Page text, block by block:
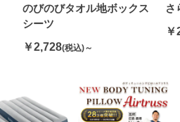
のびのびタオル地ボックス
シーツ
￥2,728(税込)～
さ
￥